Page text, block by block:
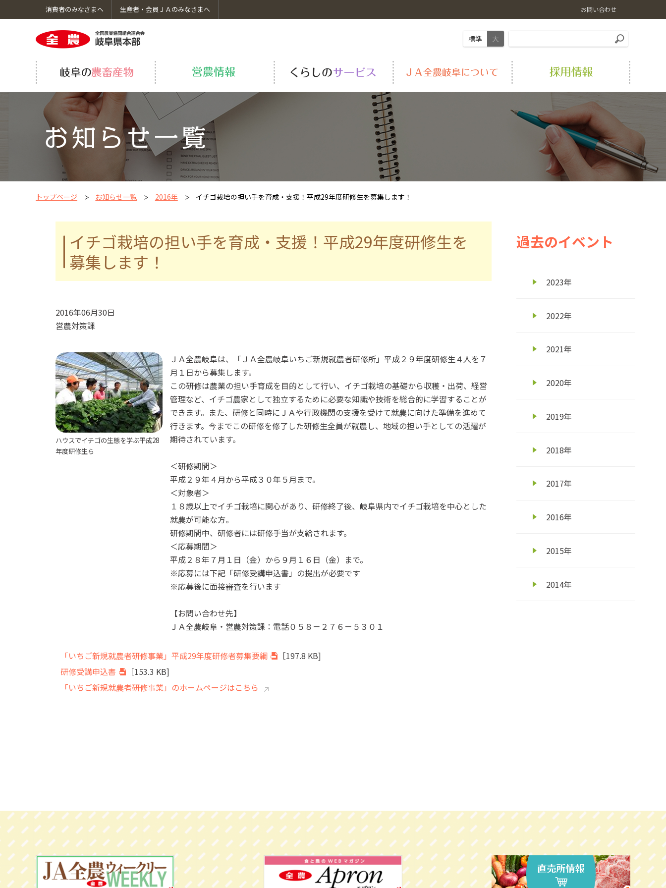
消費者のみなさまへ 生産者・会員ＪＡのみなさまへ お問い合わせ
標準 大
岐阜の農畜産物のトップへ
岐阜の野菜・果物
営農情報のトップへ
飛騨牛繁殖研修事業
いちご生産振興事業
くらしのサービスのトップへ
車検・修理
ＪＡ葬祭
ＪＡ全農岐阜についてのトップへ
コーポレートガバナンス
食育・社会貢献活動
グループ会社
採用情報のトップへ
トップページ お知らせ一覧 2016年 イチゴ栽培の担い手を育成・支援！平成29年度研修生を募集します！
イチゴ栽培の担い手を育成・支援！平成29年度研修生を
募集します！
2016年06月30日
営農対策課
ハウスでイチゴの生態を学ぶ平成28
年度研修生ら
ＪＡ全農岐阜は、「ＪＡ全農岐阜いちご新規就農者研修所」平成２９年度研修生４人を７
月１日から募集します。
この研修は農業の担い手育成を目的として行い、イチゴ栽培の基礎から収穫・出荷、経営
管理など、イチゴ農家として独立するために必要な知識や技術を総合的に学習することが
できます。また、研修と同時にＪＡや行政機関の支援を受けて就農に向けた準備を進めて
行きます。今までこの研修を修了した研修生全員が就農し、地域の担い手としての活躍が
期待されています。
＜研修期間＞
平成２９年４月から平成３０年５月まで。
＜対象者＞
１８歳以上でイチゴ栽培に関心があり、研修終了後、岐阜県内でイチゴ栽培を中心とした
就農が可能な方。
研修期間中、研修者には研修手当が支給されます。
＜応募期間＞
平成２８年７月１日（金）から９月１６日（金）まで。
※応募には下記「研修受講申込書」の提出が必要です
※応募後に面接審査を行います
【お問い合わせ先】
ＪＡ全農岐阜・営農対策課：電話０５８－２７６－５３０１
「いちご新規就農者研修事業」平成29年度研修者募集要綱
［197.8 KB]
研修受講申込書
［153.3 KB]
「いちご新規就農者研修事業」のホームページはこちら
過去のイベント
2023年
2022年
2021年
2020年
2019年
2018年
2017年
2016年
2015年
2014年